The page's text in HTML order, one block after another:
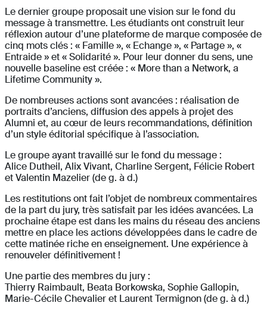
Le dernier groupe proposait une vision sur le fond du
message à transmettre. Les étudiants ont construit leur
réflexion autour d’une plateforme de marque composée de
cinq mots clés : « Famille », « Echange », « Partage », «
Entraide » et « Solidarité ». Pour leur donner du sens, une
nouvelle baseline est créée : « More than a Network, a
Lifetime Community ».
De nombreuses actions sont avancées : réalisation de
portraits d’anciens, diffusion des appels à projet des
Alumni et, au cœur de leurs recommandations, définition
d’un style éditorial spécifique à l’association.
Le groupe ayant travaillé sur le fond du message :
Alice Dutheil, Alix Vivant, Charline Sergent, Félicie Robert
et Valentin Mazelier (de g. à d.)
Les restitutions ont fait l’objet de nombreux commentaires
de la part du jury, très satisfait par les idées avancées. La
prochaine étape est dans les mains du réseau des anciens
mettre en place les actions développées dans le cadre de
cette matinée riche en enseignement. Une expérience à
renouveler définitivement !
Une partie des membres du jury :
Thierry Raimbault, Beata Borkowska, Sophie Gallopin,
Marie-Cécile Chevalier et Laurent Termignon (de g. à d.)